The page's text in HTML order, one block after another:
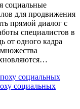
социальные
для продвижения
прямой диалог с
специалистов в
от одного кадра
социальных
социальных